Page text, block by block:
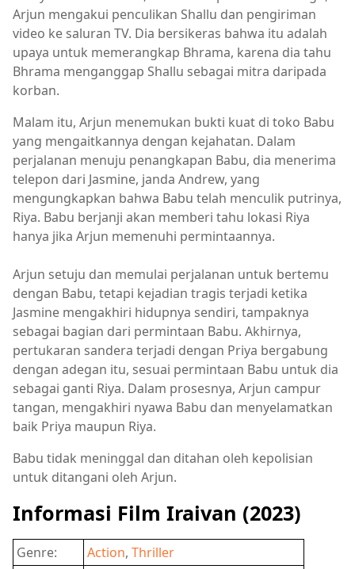
Arjun mengakui penculikan Shallu dan pengiriman
video ke saluran TV. Dia bersikeras bahwa itu adalah
upaya untuk memerangkap Bhrama, karena dia tahu
Bhrama menganggap Shallu sebagai mitra daripada
korban.
Malam itu, Arjun menemukan bukti kuat di toko Babu
yang mengaitkannya dengan kejahatan. Dalam
perjalanan menuju penangkapan Babu, dia menerima
telepon dari Jasmine, janda Andrew, yang
mengungkapkan bahwa Babu telah menculik putrinya,
Riya. Babu berjanji akan memberi tahu lokasi Riya
hanya jika Arjun memenuhi permintaannya.
Arjun setuju dan memulai perjalanan untuk bertemu
dengan Babu, tetapi kejadian tragis terjadi ketika
Jasmine mengakhiri hidupnya sendiri, tampaknya
sebagai bagian dari permintaan Babu. Akhirnya,
pertukaran sandera terjadi dengan Priya bergabung
dengan adegan itu, sesuai permintaan Babu untuk dia
sebagai ganti Riya. Dalam prosesnya, Arjun campur
tangan, mengakhiri nyawa Babu dan menyelamatkan
baik Priya maupun Riya.
Babu tidak meninggal dan ditahan oleh kepolisian
untuk ditangani oleh Arjun.
Informasi Film Iraivan (2023)
Genre: Action, Thriller